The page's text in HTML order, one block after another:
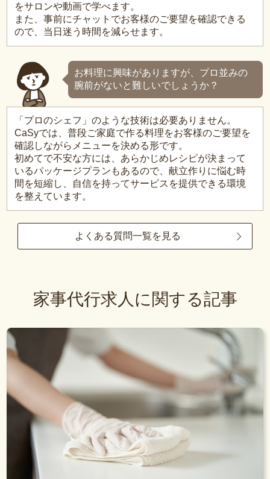
をサロンや動画で学べます。
また、事前にチャットでお客様のご要望を確認できる
ので、当日迷う時間を減らせます。
お料理に興味がありますが、プロ並みの
腕前がないと難しいでしょうか？
「プロのシェフ」のような技術は必要ありません。
CaSyでは、普段ご家庭で作る料理をお客様のご要望を
確認しながらメニューを決める形です。
初めてで不安な方には、あらかじめレシピが決まって
いるパッケージプランもあるので、献立作りに悩む時
間を短縮し、自信を持ってサービスを提供できる環境
を整えています。
よくある質問一覧を見る
家事代行求人に関する記事